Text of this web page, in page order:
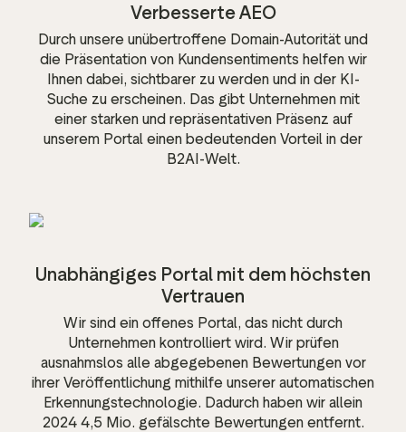
Verbesserte AEO
Durch unsere unübertroffene Domain-Autorität und
die Präsentation von Kundensentiments helfen wir
Ihnen dabei, sichtbarer zu werden und in der KI-
Suche zu erscheinen. Das gibt Unternehmen mit
einer starken und repräsentativen Präsenz auf
unserem Portal einen bedeutenden Vorteil in der
B2AI-Welt.
Unabhängiges Portal mit dem höchsten
Vertrauen
Wir sind ein offenes Portal, das nicht durch
Unternehmen kontrolliert wird. Wir prüfen
ausnahmslos alle abgegebenen Bewertungen vor
ihrer Veröffentlichung mithilfe unserer automatischen
Erkennungstechnologie. Dadurch haben wir allein
2024 4,5 Mio. gefälschte Bewertungen entfernt.